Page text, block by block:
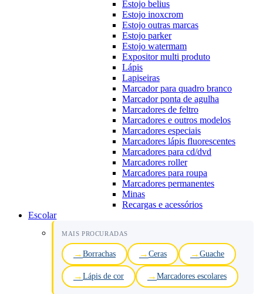
Estojo belius
Estojo inoxcrom
Estojo outras marcas
Estojo parker
Estojo watermam
Expositor multi produto
Lápis
Lapiseiras
Marcador para quadro branco
Marcador ponta de agulha
Marcadores de feltro
Marcadores e outros modelos
Marcadores especiais
Marcadores lápis fluorescentes
Marcadores para cd/dvd
Marcadores roller
Marcadores para roupa
Marcadores permanentes
Minas
Recargas e acessórios
Escolar
MAIS PROCURADAS
Borrachas Ceras Guache
Lápis de cor Marcadores escolares